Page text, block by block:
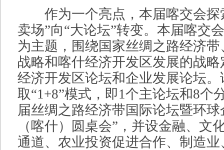
作为一个亮点，本届喀交会探
卖场”向“大论坛”转变。本届喀交
为主题，围绕国家丝绸之路经济
战略和喀什经济开发区发展的战
经济开发区论坛和企业发展论坛。
取“1+8”模式，即1个主论坛和8个
届丝绸之路经济带国际论坛暨环
（喀什）圆桌会”，并设金融、文
通道、农业投资促进合作、制造